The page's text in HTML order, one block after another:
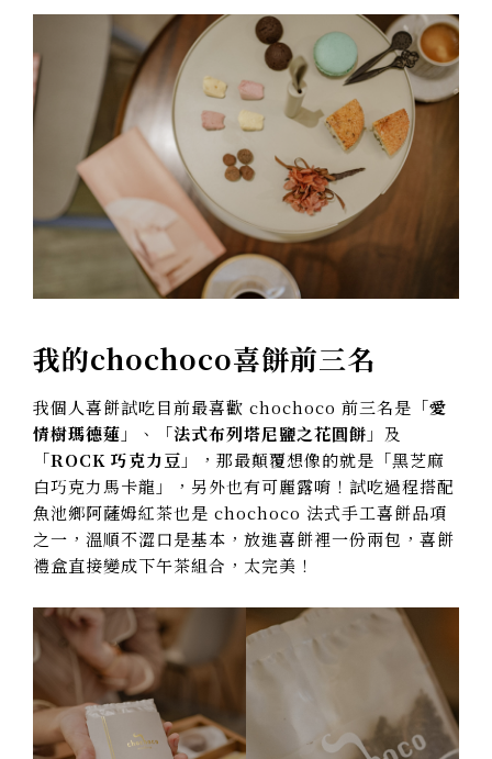
我的chochoco喜餅前三名
我個人喜餅試吃目前最喜歡 chochoco 前三名是「愛
情樹瑪德蓮 」、「法式布列塔尼鹽之花圓餅 」及
「ROCK 巧克力豆 」，那最顛覆想像的就是「黑芝麻
白巧克力馬卡龍」，另外也有可麗露唷！試吃過程搭配
魚池鄉阿薩姆紅茶也是 chochoco 法式手工喜餅品項
之一，溫順不澀口是基本，放進喜餅裡一份兩包，喜餅
禮盒直接變成下午茶組合，太完美！